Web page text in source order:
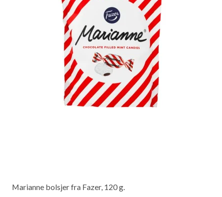
Marianne bolsjer fra Fazer, 120 g.